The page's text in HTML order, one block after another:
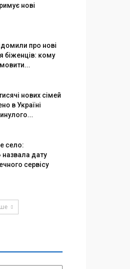
нові
про нові
біженців: кому
нових сімей
в Україні
село:
дату
сервісу